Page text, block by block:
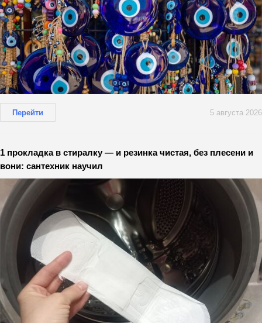
Перейти 5 августа 2026
1 прокладка в стиралку — и резинка чистая, без плесени и
вони: сантехник научил